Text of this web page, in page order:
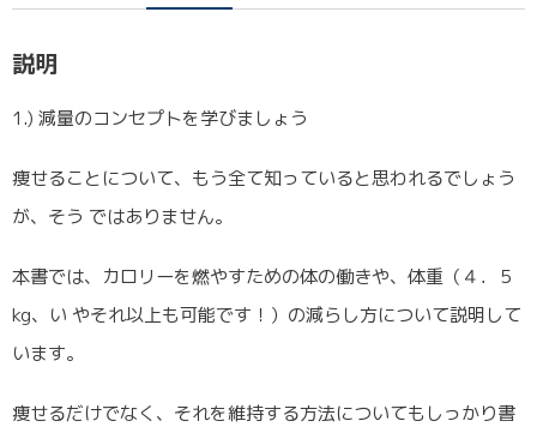
説明
1.) 減量のコンセプトを学びましょう
痩せることについて、もう全て知っていると思われるでしょう
が、そう ではありません。
本書では、カロリーを燃やすための体の働きや、体重（４．５
kg、い やそれ以上も可能です！）の減らし方について説明して
います。
痩せるだけでなく、それを維持する方法についてもしっかり書